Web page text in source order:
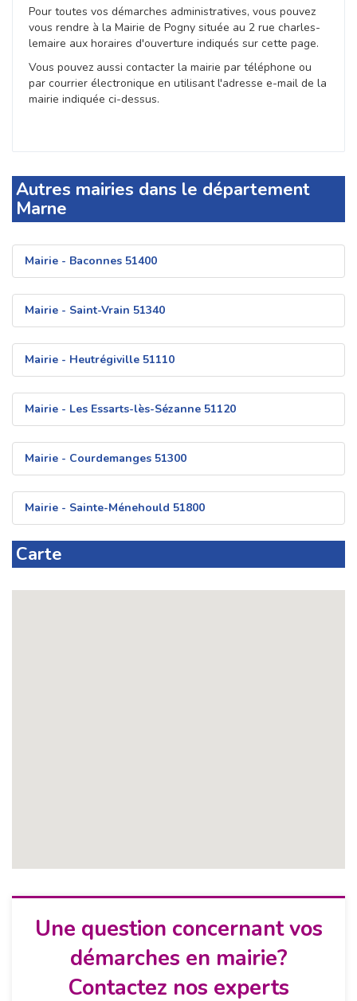
Pour toutes vos démarches administratives, vous pouvez
vous rendre à la Mairie de Pogny située au 2 rue charles-
lemaire aux horaires d'ouverture indiqués sur cette page.
Vous pouvez aussi contacter la mairie par téléphone ou
par courrier électronique en utilisant l'adresse e-mail de la
mairie indiquée ci-dessus.
Autres mairies dans le département
Marne
Mairie - Baconnes 51400
Mairie - Saint-Vrain 51340
Mairie - Heutrégiville 51110
Mairie - Les Essarts-lès-Sézanne 51120
Mairie - Courdemanges 51300
Mairie - Sainte-Ménehould 51800
Carte
Une question concernant vos
démarches en mairie?
Contactez nos experts